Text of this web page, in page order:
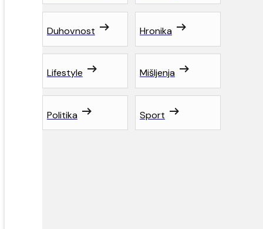
Duhovnost Hronika
Lifestyle Mišljenja
Politika Sport